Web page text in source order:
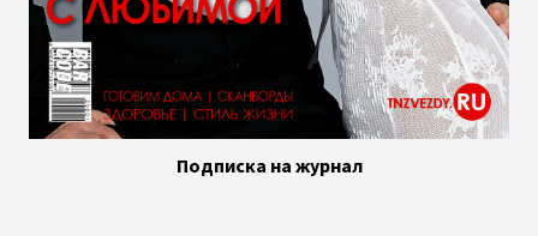
Подписка на журнал